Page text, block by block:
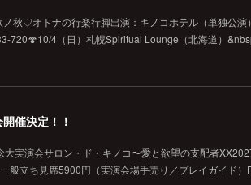
ノ秋♡オトナの行楽行脚出演：キノコホテル（単独公
720🍄10/4（日）札幌Spiritual Lounge（北海道）
催決定！！
実演会サロン・ド・キノコ〜愛と欲望の支配者
般立ち見席5900円（実演会場手売り／プレイガイド